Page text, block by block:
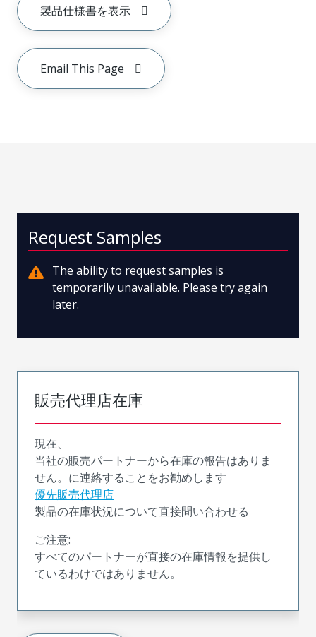
製品仕様書を表示
Email This Page
Request Samples
The ability to request samples is
temporarily unavailable. Please try again
later.
販売代理店在庫
現在、
当社の販売パートナーから在庫の報告はありま
せん。に連絡することをお勧めします
優先販売代理店
製品の在庫状況について直接問い合わせる
ご注意:
すべてのパートナーが直接の在庫情報を提供し
ているわけではありません。